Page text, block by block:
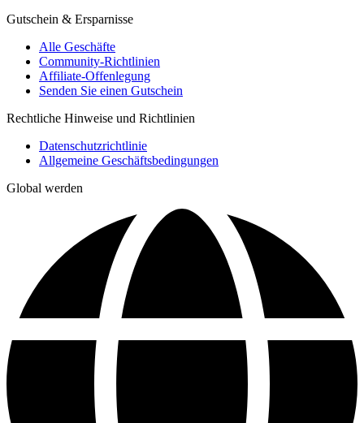
Gutschein & Ersparnisse
Alle Geschäfte
Community-Richtlinien
Affiliate-Offenlegung
Senden Sie einen Gutschein
Rechtliche Hinweise und Richtlinien
Datenschutzrichtlinie
Allgemeine Geschäftsbedingungen
Global werden